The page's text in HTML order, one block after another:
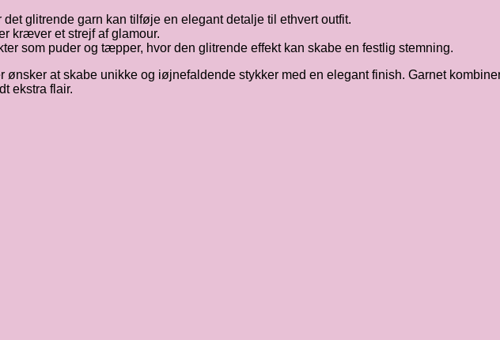
det glitrende garn kan tilføje en elegant detalje til ethvert outfit.
kræver et strejf af glamour.
som puder og tæpper, hvor den glitrende effekt kan skabe en festlig stemning.
ønsker at skabe unikke og iøjnefaldende stykker med en elegant finish. Garnet
ekstra flair.